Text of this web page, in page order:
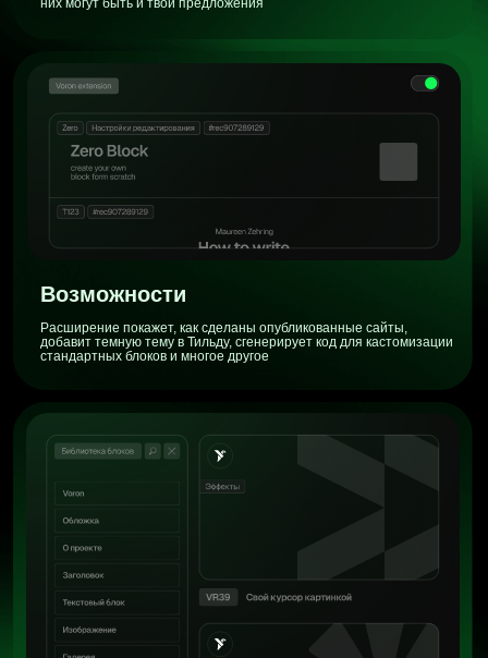
Блоки
Каждый месяц реализуется ~15 идей, предложенных
подписчиками, новых блоков и дополнений существующих. Среди
них могут быть и твои предложения
Расширение покажет, как сделаны опубликованные сайты,
добавит темную тему в Тильду, сгенерирует код для кастомизации
стандартных блоков и многое другое